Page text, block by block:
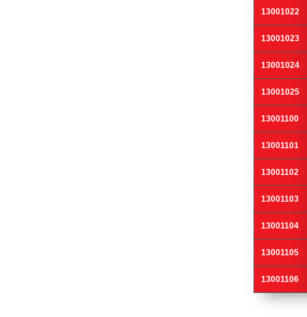
13001022
13001023
13001024
13001025
13001100
13001101
13001102
13001103
13001104
13001105
13001106